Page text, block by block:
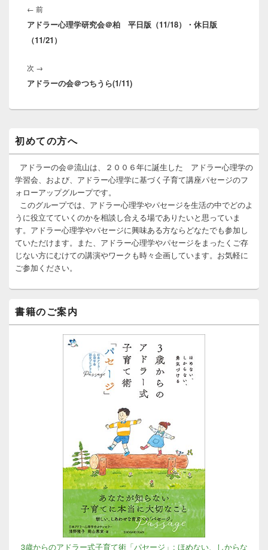
稿
ナ
ビ
ゲ
シ
ョ
← 前前
の
投
アドラー心理学研究会＠柏 平日版（11/18）・休日版
（11/21）
次 →
の
稿:
アドラーの会＠つちうら(1/11)
イ
ン
イ
ィ
ジ
ト
初めての方へ
アドラーの会＠流山は、２００６年に誕生した アドラー心理学の
学習会、および、アドラー心理学に基づく子育て講座パセージのフ
ォローアップグループです。
このグループでは、アドラー心理学やパセージを生活の中でどのよ
うに役立てていくのかを相談し合える場でありたいと思っていま
す。アドラー心理学やパセージに興味ある方ならどなたでも参加し
ていただけます。また、アドラー心理学やパセージをまったくご存
じない方にむけての講演やワークも時々企画しています。お気軽に
ご参加ください。
書籍のご案内
3歳からのアドラー式子育て術「パセージ」: ほめない、しからな